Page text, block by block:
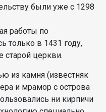
были уже с 1298
работы по
только в 1431 году,
старой церкви.
из камня (известняк
и мрамор с острова
ни кирпичи